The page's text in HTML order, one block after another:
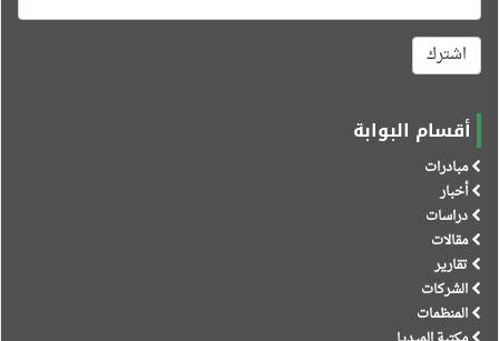
اشترك
أقسام البوابة
مبادرات
أخبار
دراسات
مقالات
تقارير
الشركات
المنظمات